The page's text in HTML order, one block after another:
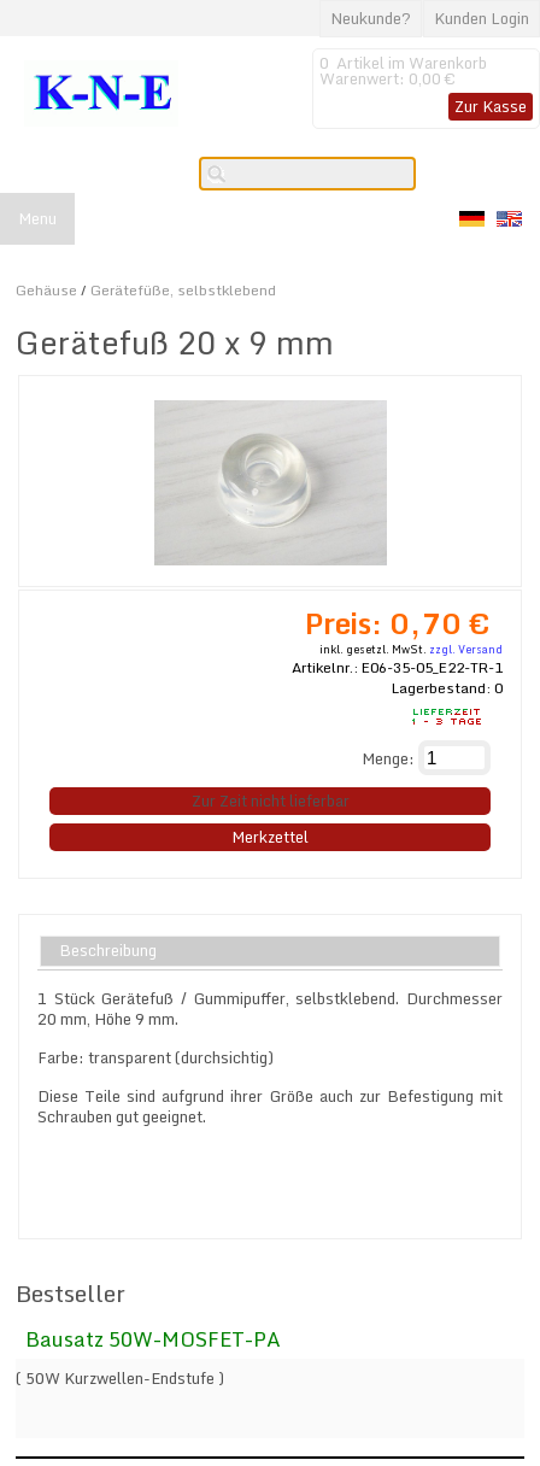
Kunden Login
Neukunde?
0 Artikel im Warenkorb
Warenwert: 0,00 €
Zur Kasse
Menu
Gehäuse / Gerätefüße, selbstklebend
Gerätefuß 20 x 9 mm
Preis: 0,70 €
inkl. gesetzl. MwSt. zzgl. Versand
Artikelnr.: E06-35-05_E22-TR-1
Lagerbestand: 0
Menge:
Zur Zeit nicht lieferbar
Merkzettel
Beschreibung
1 Stück Gerätefuß / Gummipuffer, selbstklebend. Durchmesser
20 mm, Höhe 9 mm.
Farbe: transparent (durchsichtig)
Diese Teile sind aufgrund ihrer Größe auch zur Befestigung mit
Schrauben gut geeignet.
Bestseller
Bausatz 50W-MOSFET-PA
( 50W Kurzwellen-Endstufe )